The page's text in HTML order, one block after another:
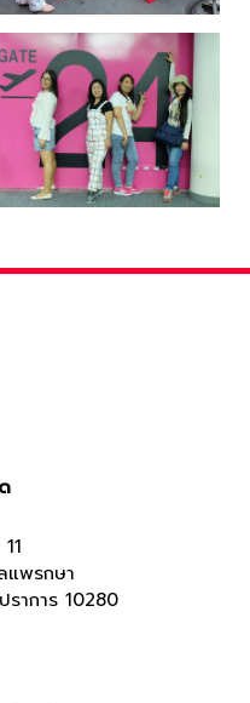
แพรกษา
ราการ 10280